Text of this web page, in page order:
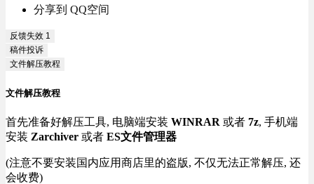
分享到 QQ空间
反馈失效 1
稿件投诉
文件解压教程
文件解压教程
首先准备好解压工具, 电脑端安装 WINRAR 或者 7z, 手机端
安装 Zarchiver 或者 ES文件管理器
(注意不要安装国内应用商店里的盗版, 不仅无法正常解压, 还
会收费)